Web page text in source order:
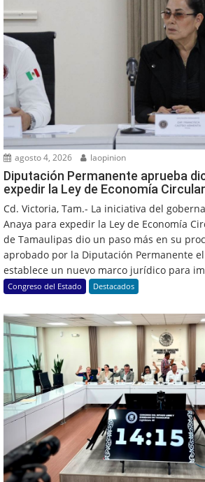
agosto 4, 2026 laopinion
Diputación Permanente aprueba
expedir la Ley de Economía
Cd. Victoria, Tam.- La iniciativa del
Anaya para expedir la Ley de Economía
de Tamaulipas dio un paso más en su
aprobado por la Diputación Permanente
establece un nuevo marco jurídico para
Congreso del Estado Destacados